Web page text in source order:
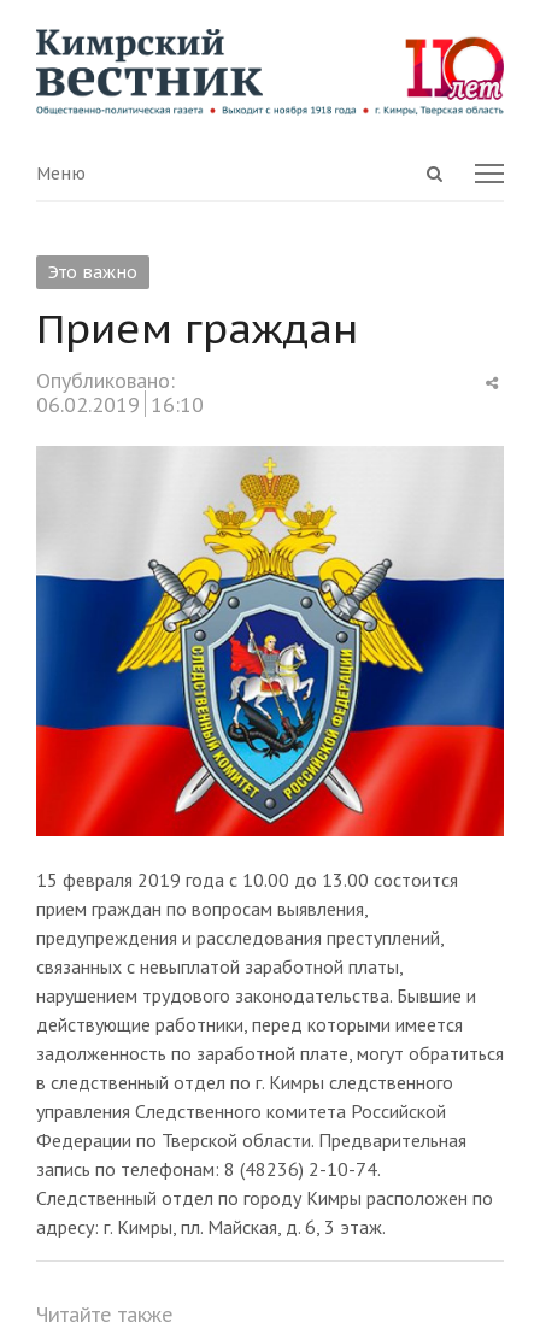
Open
Menu
Меню
Это важно
Прием граждан
Опубликовано:
06.02.2019 16:10
15 февраля 2019 года с 10.00 до 13.00 состоится
прием граждан по вопросам выявления,
предупреждения и расследования преступлений,
связанных с невыплатой заработной платы,
нарушением трудового законодательства. Бывшие и
действующие работники, перед которыми имеется
задолженность по заработной плате, могут обратиться
в следственный отдел по г. Кимры следственного
управления Следственного комитета Российской
Федерации по Тверской области. Предварительная
запись по телефонам: 8 (48236) 2-10-74.
Следственный отдел по городу Кимры расположен по
адресу: г. Кимры, пл. Майская, д. 6, 3 этаж.
Читайте также